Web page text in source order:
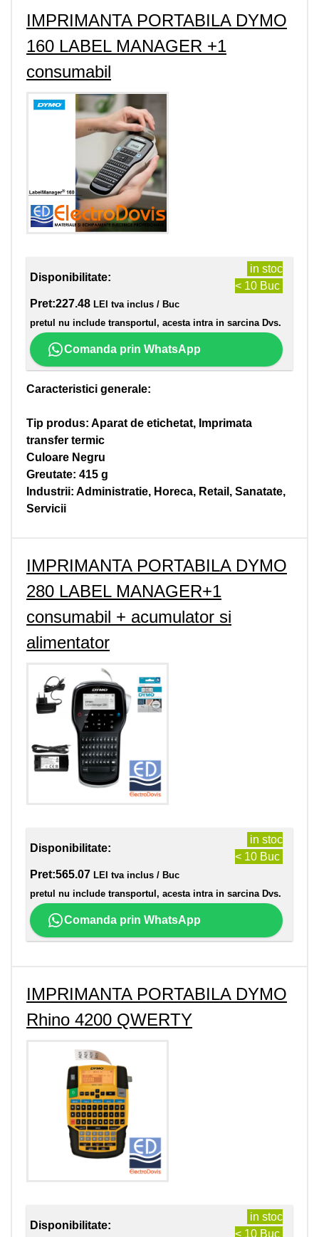
IMPRIMANTA PORTABILA DYMO
160 LABEL MANAGER +1
consumabil
Disponibilitate:
in stoc
< 10 Buc
Pret:227.48 LEI tva inclus / Buc
pretul nu include transportul, acesta intra in sarcina Dvs.
Comanda prin WhatsApp
Caracteristici generale:
Tip produs: Aparat de etichetat, Imprimata
transfer termic
Culoare Negru
Greutate: 415 g
Industrii: Administratie, Horeca, Retail, Sanatate,
Servicii
IMPRIMANTA PORTABILA DYMO
280 LABEL MANAGER+1
consumabil + acumulator si
alimentator
Disponibilitate:
in stoc
< 10 Buc
Pret:565.07 LEI tva inclus / Buc
pretul nu include transportul, acesta intra in sarcina Dvs.
Comanda prin WhatsApp
IMPRIMANTA PORTABILA DYMO
Rhino 4200 QWERTY
Disponibilitate:
in stoc
< 10 Buc